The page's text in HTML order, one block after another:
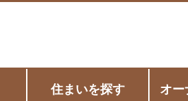
住まいを探す オー